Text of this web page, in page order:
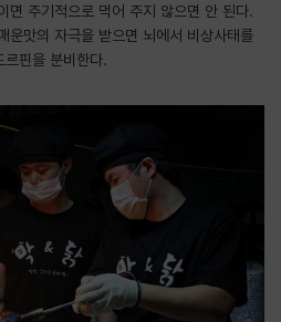
면 주기적으로 먹어 주지 않으면 안 된다.
운맛의 자극을 받으면 뇌에서 비상사태를
르핀을 분비한다.